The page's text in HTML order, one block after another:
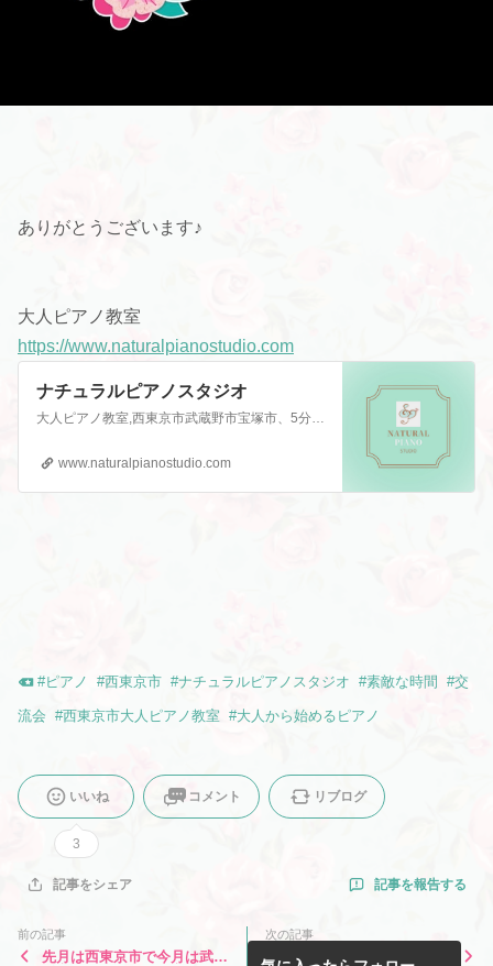
ありがとうございます♪
大人ピアノ教室
https://www.naturalpianostudio.com
ナチュラルピアノスタジオ
大人ピアノ教室,西東京市武蔵野市宝塚市、5分で両手で弾ける大人はじめてピアノ Natural Piano Studioナチュラルピアノスタジオ
www.naturalpianostudio.com
#ピアノ #西東京市 #ナチュラルピアノスタジオ #素敵な時間 #交
流会 #西東京市大人ピアノ教室 #大人から始めるピアノ
いいね
3
コメント リブログ
記事をシェア 記事を報告する
前の記事
先月は西東京市で今月は武蔵
次の記事
こうすれば左手が弾きやすい